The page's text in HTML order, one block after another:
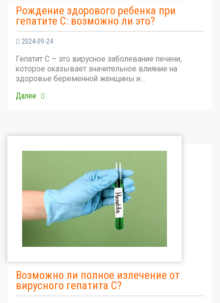
Рождение здорового ребенка при
гепатите С: возможно ли это?
2024-09-24
Гепатит С – это вирусное заболевание печени,
которое оказывает значительное влияние на
здоровье беременной женщины и…
Далее
Возможно ли полное излечение от
вирусного гепатита С?